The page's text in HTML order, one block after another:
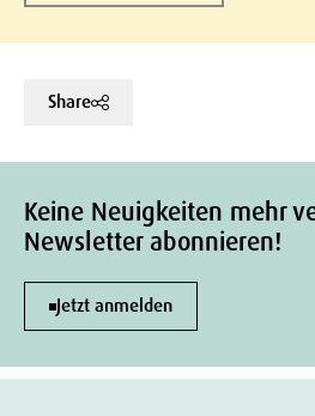
Share
Keine Neuigkeiten mehr
Newsletter abonnieren!
Jetzt anmelden